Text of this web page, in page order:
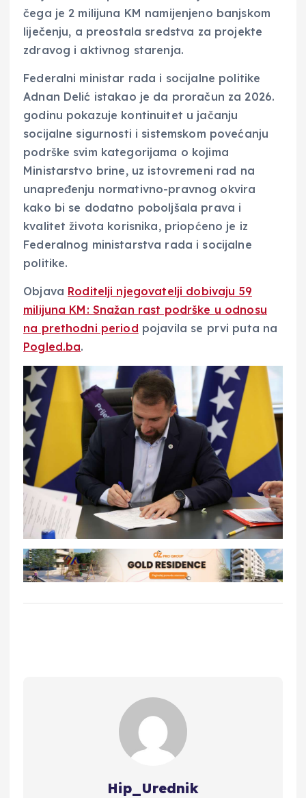
čega je 2 milijuna KM namijenjeno banjskom
liječenju, a preostala sredstva za projekte
zdravog i aktivnog starenja.
Federalni ministar rada i socijalne politike
Adnan Delić istakao je da proračun za 2026.
godinu pokazuje kontinuitet u jačanju
socijalne sigurnosti i sistemskom povećanju
podrške svim kategorijama o kojima
Ministarstvo brine, uz istovremeni rad na
unapređenju normativno-pravnog okvira
kako bi se dodatno poboljšala prava i
kvalitet života korisnika, priopćeno je iz
Federalnog ministarstva rada i socijalne
politike.
Objava Roditelji njegovatelji dobivaju 59
milijuna KM: Snažan rast podrške u odnosu
na prethodni period pojavila se prvi puta na
Pogled.ba.
Hip_Urednik